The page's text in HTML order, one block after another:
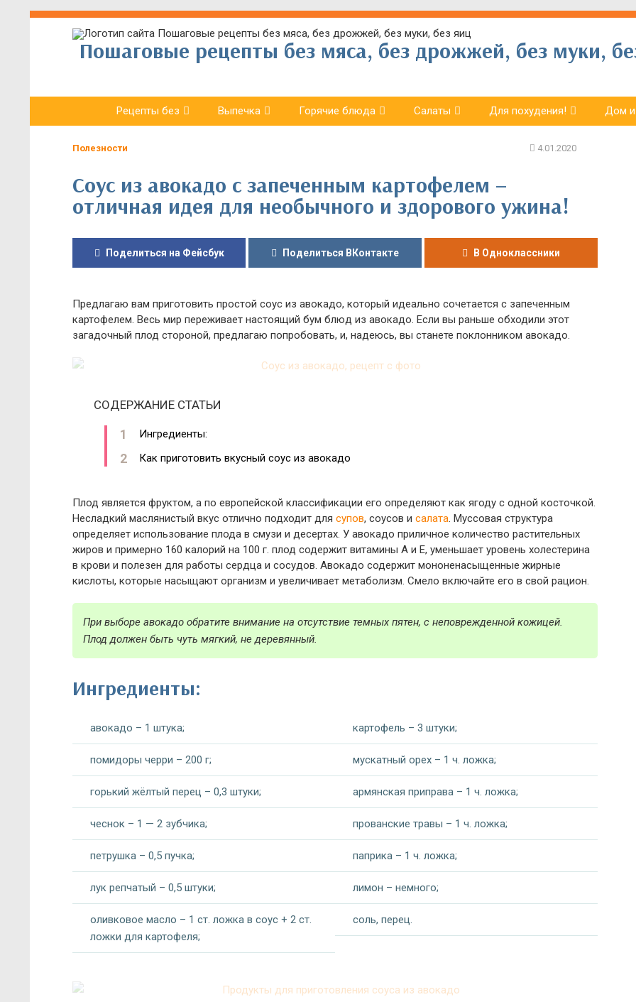
Пошаговые рецепты без мяса, без дрожжей, без муки,
Рецепты без Выпечка Горячие блюда Салаты Для похудения! Дом и
Полезности
Соус из авокадо с запеченным картофелем –
отличная идея для необычного и здорового ужина!
Поделиться на Фейсбук Поделиться ВКонтакте В Одноклассники
Предлагаю вам приготовить простой соус из авокадо, который идеально сочетается с запеченным
картофелем. Весь мир переживает настоящий бум блюд из авокадо. Если вы раньше обходили этот
загадочный плод стороной, предлагаю попробовать, и, надеюсь, вы станете поклонником авокадо.
СОДЕРЖАНИЕ СТАТЬИ
Ингредиенты:
Как приготовить вкусный соус из авокадо
Плод является фруктом, а по европейской классификации его определяют как ягоду с одной косточкой.
Несладкий маслянистый вкус отлично подходит для супов, соусов и салата. Муссовая структура
определяет использование плода в смузи и десертах. У авокадо приличное количество растительных
жиров и примерно 160 калорий на 100 г. плод содержит витамины А и Е, уменьшает уровень холестерина
в крови и полезен для работы сердца и сосудов. Авокадо содержит мононенасыщенные жирные
кислоты, которые насыщают организм и увеличивает метаболизм. Смело включайте его в свой рацион.
При выборе авокадо обратите внимание на отсутствие темных пятен, с неповрежденной кожицей.
Плод должен быть чуть мягкий, не деревянный.
Ингредиенты:
авокадо – 1 штука;
помидоры черри – 200 г;
горький жёлтый перец – 0,3 штуки;
чеснок – 1 — 2 зубчика;
петрушка – 0,5 пучка;
лук репчатый – 0,5 штуки;
оливковое масло – 1 ст. ложка в соус + 2 ст.
ложки для картофеля;
картофель – 3 штуки;
мускатный орех – 1 ч. ложка;
армянская приправа – 1 ч. ложка;
прованские травы – 1 ч. ложка;
паприка – 1 ч. ложка;
лимон – немного;
соль, перец.